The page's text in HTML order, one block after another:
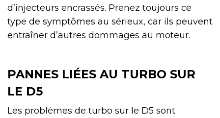
d’injecteurs encrassés. Prenez toujours ce
type de symptômes au sérieux, car ils peuvent
entraîner d’autres dommages au moteur.
PANNES LIÉES AU TURBO SUR
LE D5
Les problèmes de turbo sur le D5 sont